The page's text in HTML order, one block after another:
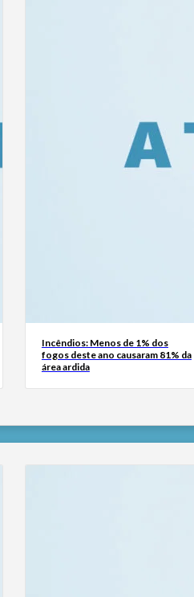
Incêndios: Menos de 1% dos
fogos deste ano causaram 81% da
área ardida